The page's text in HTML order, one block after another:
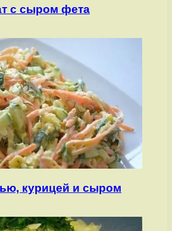
с сыром фета
курицей и сыром